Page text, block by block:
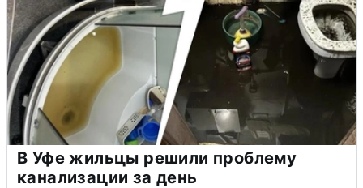
В Уфе жильцы решили проблему
канализации за день